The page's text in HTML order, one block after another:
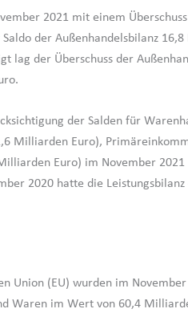
2021 mit einem
der Außenhandelsbilanz
lag der Überschuss der
der Salden für
Milliarden Euro),
Euro) im November
2020 hatte die
Union (EU) wurden im
Waren im Wert von 60,4